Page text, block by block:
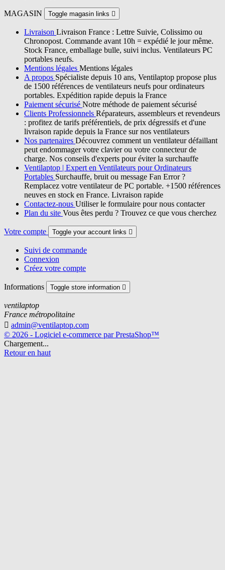
MAGASIN Toggle magasin links 
Livraison Livraison France : Lettre Suivie, Colissimo ou
Chronopost. Commande avant 10h = expédié le jour même.
Stock France, emballage bulle, suivi inclus. Ventilateurs PC
portables neufs.
Mentions légales Mentions légales
A propos Spécialiste depuis 10 ans, Ventilaptop propose plus
de 1500 références de ventilateurs neufs pour ordinateurs
portables. Expédition rapide depuis la France
Paiement sécurisé Notre méthode de paiement sécurisé
Clients Professionnels Réparateurs, assembleurs et revendeurs
: profitez de tarifs préférentiels, de prix dégressifs et d'une
livraison rapide depuis la France sur nos ventilateurs
Nos partenaires Découvrez comment un ventilateur défaillant
peut endommager votre clavier ou votre connecteur de
charge. Nos conseils d'experts pour éviter la surchauffe
Ventilaptop | Expert en Ventilateurs pour Ordinateurs
Portables Surchauffe, bruit ou message Fan Error ?
Remplacez votre ventilateur de PC portable. +1500 références
neuves en stock en France. Livraison rapide
Contactez-nous Utiliser le formulaire pour nous contacter
Plan du site Vous êtes perdu ? Trouvez ce que vous cherchez
Votre compte Toggle your account links 
Suivi de commande
Connexion
Créez votre compte
Informations Toggle store information 
ventilaptop
France métropolitaine
 admin@ventilaptop.com
© 2026 - Logiciel e-commerce par PrestaShop™
Chargement...
Retour en haut